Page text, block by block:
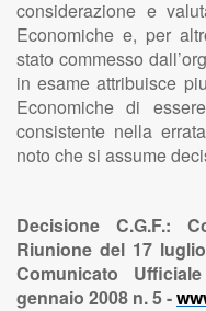
considerazione e
Economiche e, per
stato commesso
in esame attribuisce
Economiche di
consistente nella
noto che si assume
Decisione C.G.F.:
Riunione del 17
Comunicato
gennaio 2008 n. 5 -